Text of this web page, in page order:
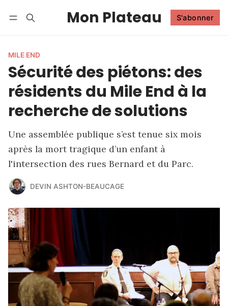
Mon Plateau S'abonner
MILE END
Sécurité des piétons: des
résidents du Mile End à la
recherche de solutions
Une assemblée publique s’est tenue six mois
après la mort tragique d’un enfant à
l'intersection des rues Bernard et du Parc.
DEVIN ASHTON-BEAUCAGE